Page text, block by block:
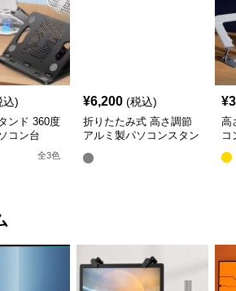
込)
ンド 360度
コン台
全3色
¥6,200 (税込)
折りたたみ式 高さ調節
アルミ製パソコンスタン
¥
高
コ